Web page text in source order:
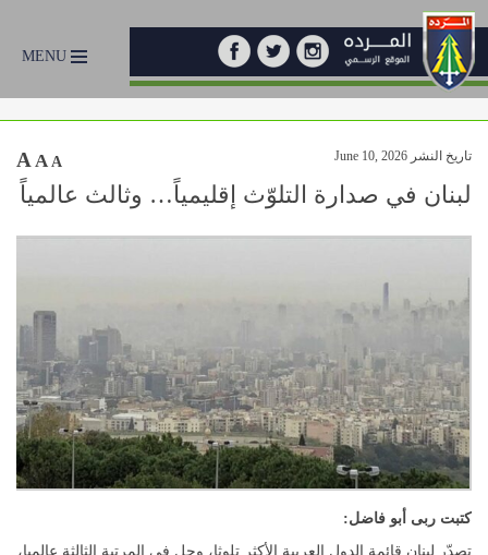
MENU
تاريخ النشر June 10, 2026 A A A
لبنان في صدارة التلوّث إقليمياً… وثالث عالمياً
كتبت ربى أبو فاضل:
تصدّر لبنان قائمة الدول العربية الأكثر تلوثا، وحل في المرتبة الثالثة عالميا،